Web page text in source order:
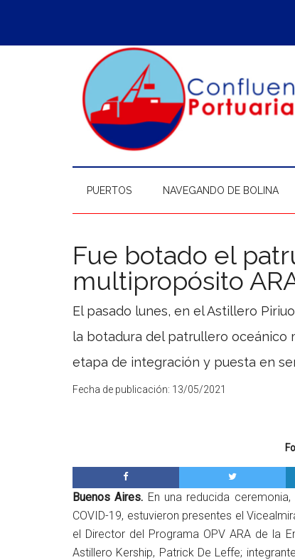
contenido
secondary
la
pie
PUERTOS NAVEGANDO DE BOLINA
Fue botado el
multipropósito
El pasado lunes, en el Astillero
la botadura del patrullero oceánico
etapa de integración y puesta en
Fecha de publicación: 13/05/2021
Buenos Aires. En una reducida
COVID-19, estuvieron presentes el
el Director del Programa OPV ARA de la
Astillero Kership, Patrick De Leffe;